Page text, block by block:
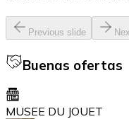
Previous slide
Buenas ofertas
MUSEE DU JOUET